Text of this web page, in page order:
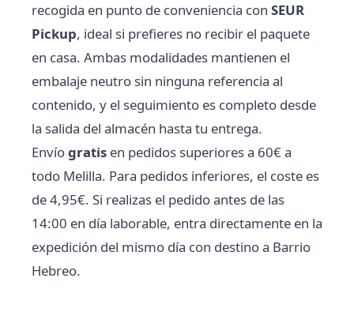
recogida en punto de conveniencia con SEUR
Pickup, ideal si prefieres no recibir el paquete
en casa. Ambas modalidades mantienen el
embalaje neutro sin ninguna referencia al
contenido, y el seguimiento es completo desde
la salida del almacén hasta tu entrega.
Envíogratis en pedidos superiores a 60€ a
todo Melilla. Para pedidos inferiores, el coste es
de 4,95€. Si realizas el pedido antes de las
14:00 en día laborable, entra directamente en la
expedición del mismo día con destino a Barrio
Hebreo.